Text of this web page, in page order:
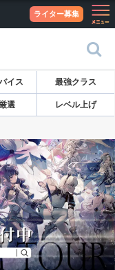
ライター募集
イス 最強クラス
選 レベル上げ